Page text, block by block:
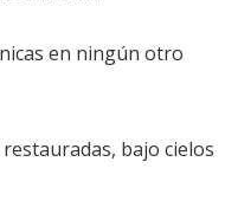
en ningún otro
bajo cielos